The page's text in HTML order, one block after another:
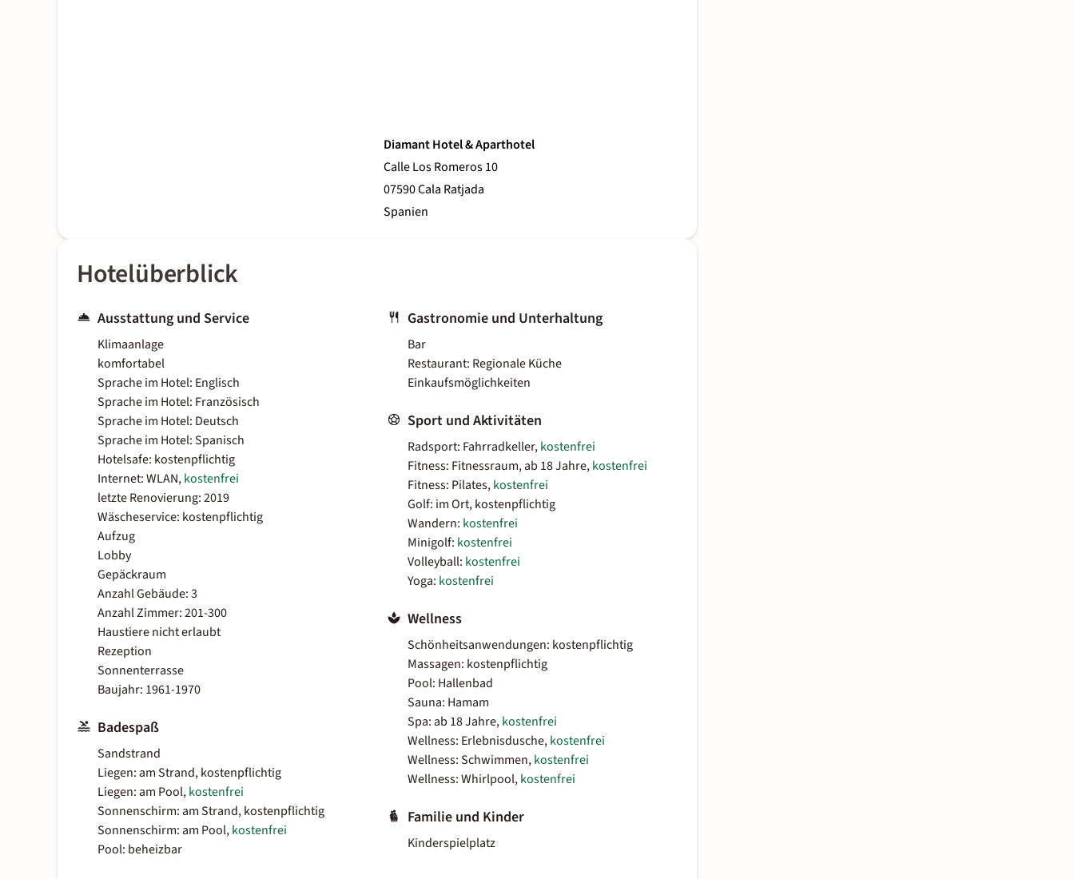
Diamant Hotel & Aparthotel
Calle Los Romeros 10
07590 Cala Ratjada
Spanien
Hotelüberblick
Ausstattung und Service
Klimaanlage
komfortabel
Sprache im Hotel: Englisch
Sprache im Hotel: Französisch
Sprache im Hotel: Deutsch
Sprache im Hotel: Spanisch
Hotelsafe: kostenpflichtig
Internet: WLAN,kostenfrei
letzte Renovierung: 2019
Wäscheservice: kostenpflichtig
Aufzug
Lobby
Gepäckraum
Anzahl Gebäude: 3
Anzahl Zimmer: 201-300
Haustiere nicht erlaubt
Rezeption
Sonnenterrasse
Baujahr: 1961-1970
Badespaß
Sandstrand
Liegen: am Strand, kostenpflichtig
Liegen: am Pool,kostenfrei
Sonnenschirm: am Strand, kostenpflichtig
Sonnenschirm: am Pool,kostenfrei
Pool: beheizbar
Gastronomie und Unterhaltung
Bar
Restaurant: Regionale Küche
Einkaufsmöglichkeiten
Sport und Aktivitäten
Radsport: Fahrradkeller,kostenfrei
Fitness: Fitnessraum, ab 18 Jahre,kostenfrei
Fitness: Pilates,kostenfrei
Golf: im Ort, kostenpflichtig
Wandern: kostenfrei
Minigolf: kostenfrei
Volleyball: kostenfrei
Yoga: kostenfrei
Wellness
Schönheitsanwendungen: kostenpflichtig
Massagen: kostenpflichtig
Pool: Hallenbad
Sauna: Hamam
Spa: ab 18 Jahre,kostenfrei
Wellness: Erlebnisdusche,kostenfrei
Wellness: Schwimmen,kostenfrei
Wellness: Whirlpool,kostenfrei
Familie und Kinder
Kinderspielplatz